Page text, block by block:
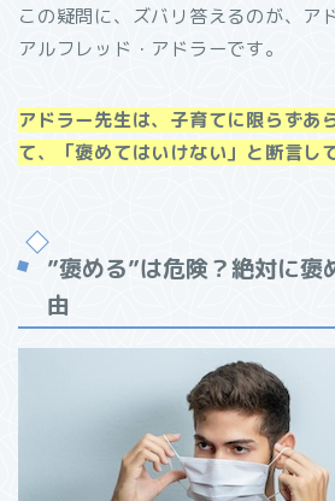
この疑問に、ズバリ答えるのが、ア
アルフレッド・アドラーです。
アドラー先生は、子育てに限らずあ
て、「褒めてはいけない」と断言し
”褒める”は危険？絶対に褒
由